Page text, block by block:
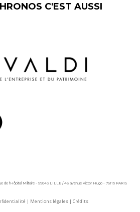
C'EST AUSSI
de l'Hôpital Militaire - 59043 LILLE / 45 avenue Victor Hugo - 75116 PARIS
| Mentions légales | Crédits